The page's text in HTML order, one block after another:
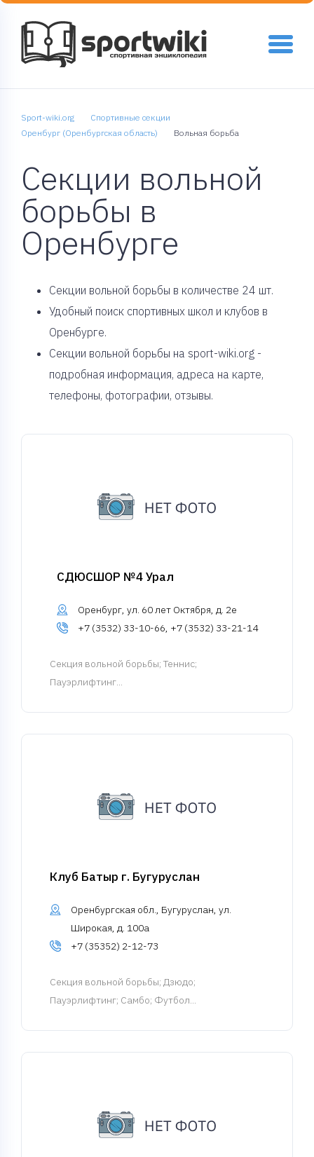
Sport-wiki.org
Спортивные секции
Оренбург (Оренбургская область)
Вольная борьба
Секции вольной
борьбы в
Оренбурге
Cекции вольной борьбы в количестве 24 шт.
Удобный поиск спортивных школ и клубов в
Оренбурге.
Секции вольной борьбы на sport-wiki.org -
подробная информация, адреса на карте,
телефоны, фотографии, отзывы.
СДЮСШОР №4 Урал
Оренбург, ул. 60 лет Октября, д. 2е
+7 (3532) 33-10-66, +7 (3532) 33-21-14
Cекция вольной борьбы; Теннис;
Пауэрлифтинг...
Клуб Батыр г. Бугуруслан
Оренбургская обл., Бугуруслан, ул.
Широкая, д. 100а
+7 (35352) 2-12-73
Cекция вольной борьбы; Дзюдо;
Пауэрлифтинг; Самбо; Футбол...